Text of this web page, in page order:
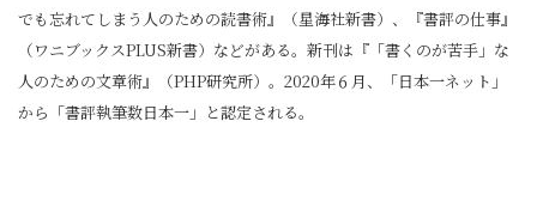
でも忘れてしまう人のための読書術』（星海社新書）、『書評の仕事』
（ワニブックスPLUS新書）などがある。新刊は『「書くのが苦手」な
人のための文章術』（PHP研究所）。2020年６月、「日本一ネット」
から「書評執筆数日本一」と認定される。